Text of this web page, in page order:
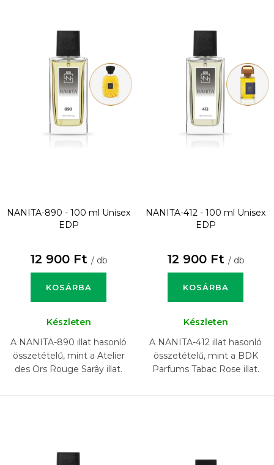
NANITA-890 - 100 ml Unisex
EDP
12 900 Ft / db
KOSÁRBA
Készleten
A NANITA-890 illat hasonló
összetételű, mint a Atelier
des Ors Rouge Sarây illat.
NANITA-412 - 100 ml Unisex
EDP
12 900 Ft / db
KOSÁRBA
Készleten
A NANITA-412 illat hasonló
összetételű, mint a BDK
Parfums Tabac Rose illat.